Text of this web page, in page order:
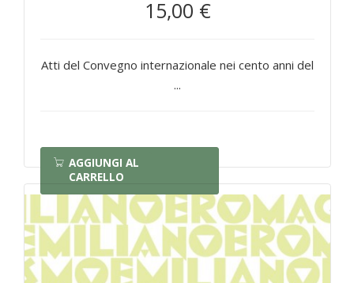
15,00 €
Atti del Convegno internazionale nei cento anni del
...
AGGIUNGI AL
CARRELLO